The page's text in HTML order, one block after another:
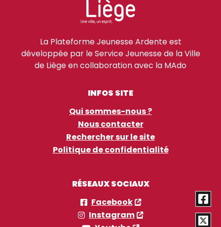
La Plateforme Jeunesse Ardente est
développée par le Service Jeunesse de la Ville
de Liège en collaboration avec la MAdo
INFOS SITE
Qui sommes-nous ?
Nous contacter
Rechercher sur le site
Politique de confidentialité
RÉSEAUX SOCIAUX
Facebook
Instagram